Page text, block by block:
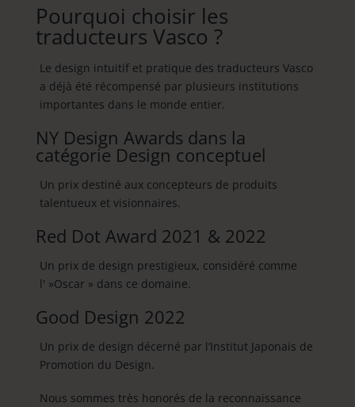
Pourquoi choisir les
traducteurs Vasco ?
Le design intuitif et pratique des traducteurs Vasco
a déjà été récompensé par plusieurs institutions
importantes dans le monde entier.
NY Design Awards dans la
catégorie Design conceptuel
Un prix destiné aux concepteurs de produits
talentueux et visionnaires.
Red Dot Award 2021 & 2022
Un prix de design prestigieux, considéré comme
l' »Oscar » dans ce domaine.
Good Design 2022
Un prix de design décerné par l’Institut Japonais de
Promotion du Design.
Nous sommes très honorés de la reconnaissance